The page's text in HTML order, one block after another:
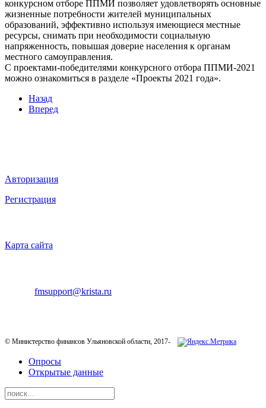
конкурсном отборе ППМИ позволяет удовлетворять основные
жизненные потребности жителей муниципальных
образований, эффективно используя имеющиеся местные
ресурсы, снимать при необходимости социальную
напряженность, повышая доверие населения к органам
местного самоуправления.
С проектами-победителями конкурсного отбора ППМИ-2021
можно ознакомиться в разделе «Проекты 2021 года».
Назад
Вперед
Авторизация
Регистрация
Карта сайта
fmsupport@krista.ru
© Министерство финансов Ульяновской области, 2017-
Опросы
Открытые данные